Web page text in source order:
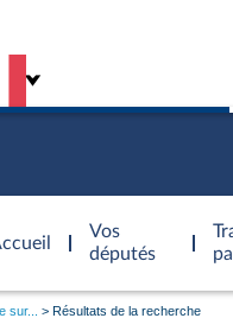
Vos
députés
sur... Résultats de la recherche